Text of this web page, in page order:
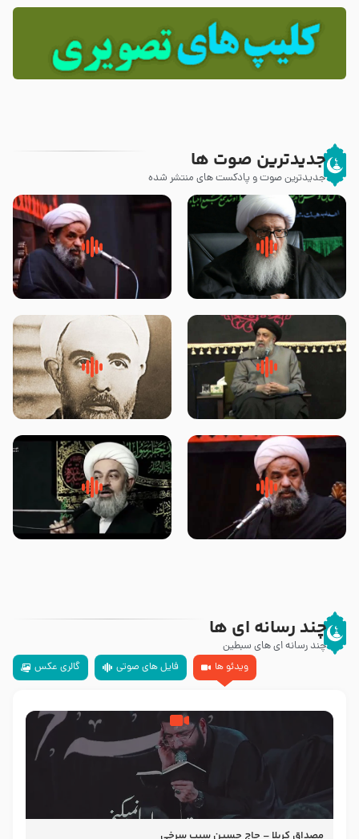
جدیدترین صوت ها
جدیدترین صوت و پادکست های منتشر شده
زوّار اربعین امام حسین (علیه
السلام) با این اشتیاق به زیارت
روضه جانسوز پاره های جگر امام
حسن مجتبی علیه السلام-حجت
لقب حضرت رقیه سلام الله علیها به
چه معناست – حجت الاسلام علوی
روضه‌ی مجلس یزید ملعون و
اسارت اهل‌بیت علیهم‌السلام –
محدث زاده
سلام جوانی که امام حسین علیه
السلام خودش جوابش را دادند
زیارتی که اسباب رزق زیاد و عمر
طولانی است حجت السلام حسین
چند رسانه ای ها
چند رسانه ای های سبطین
ویدئو ها
فایل های صوتی گالری عکس
مصداق کربلا – حاج حسین سیب سرخی